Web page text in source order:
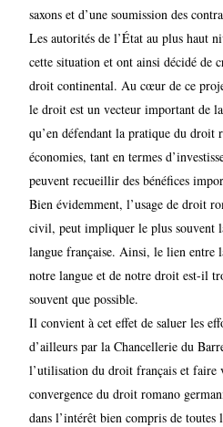
saxons et d’une soumission des
Les autorités de l’État au plus haut
cette situation et ont ainsi décidé de
droit continental. Au cœur de ce
le droit est un vecteur important de
qu’en défendant la pratique du droit
économies, tant en termes
peuvent recueillir des bénéfices
Bien évidemment, l’usage de droit
civil, peut impliquer le plus souvent
langue française. Ainsi, le lien entre
notre langue et de notre droit est-il
souvent que possible.
Il convient à cet effet de saluer les
d’ailleurs par la Chancellerie du
l’utilisation du droit français et faire
convergence du droit romano
dans l’intérêt bien compris de toutes